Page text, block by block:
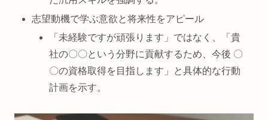
志望動機で学ぶ意欲と将来性をアピール
「未経験ですが頑張ります」ではなく、「貴
社の〇〇という分野に貢献するため、今後 〇
〇の資格取得を目指します」と具体的な行動
計画を示す。